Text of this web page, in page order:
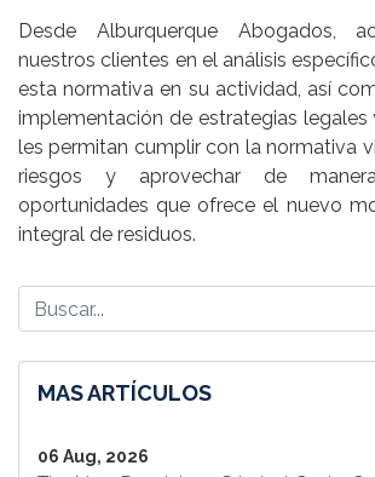
Desde Alburquerque Abogados,
nuestros clientes en el análisis
esta normativa en su actividad, así
implementación de estrategias legales
les permitan cumplir con la normativa
riesgos y aprovechar de
oportunidades que ofrece el nuevo
integral de residuos.
MAS ARTÍCULOS
06 Aug, 2026